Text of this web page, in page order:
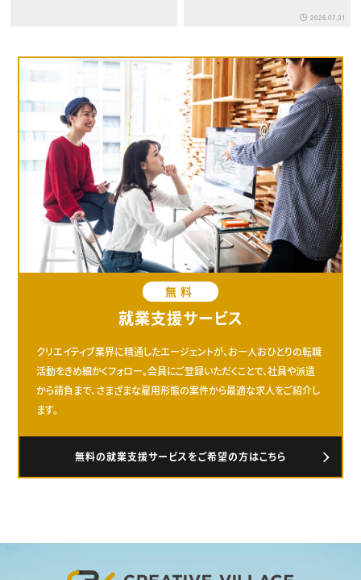
2026.07.31
無料
就業支援サービス
クリエイティブ業界に精通したエージェントが、お一人おひとりの転職
活動をきめ細かくフォロー。会員にご登録いただくことで、社員や派遣
から請負まで、さまざまな雇用形態の案件から最適な求人をご紹介し
ます。
無料の就業支援サービスをご希望の方はこちら